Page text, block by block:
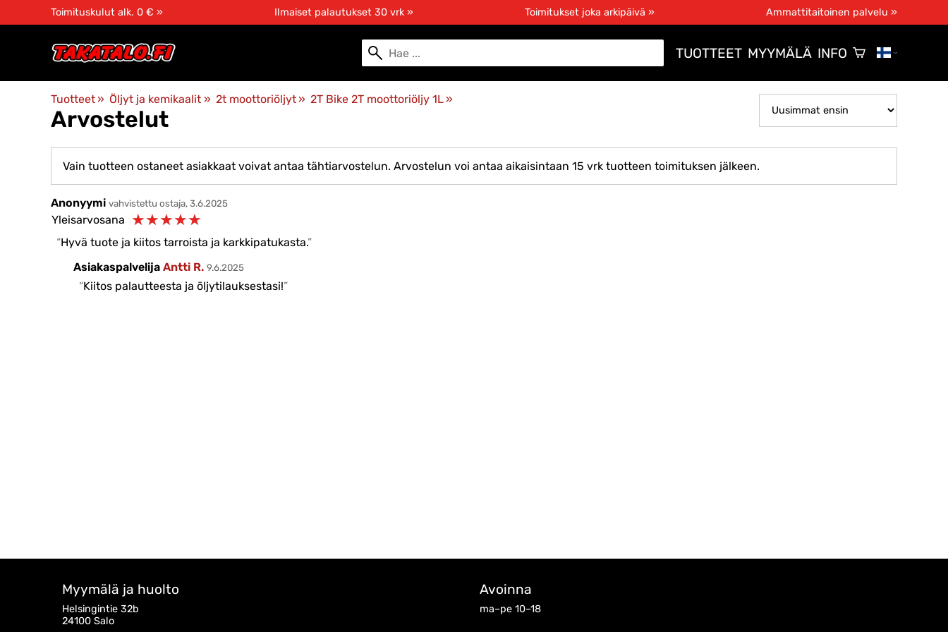
Toimituskulut alk. 0 € » Ilmaiset palautukset 30 vrk » Toimitukset joka arkipäivä » Ammattitaitoinen palvelu »
TUOTTEET MYYMÄLÄ INFO
Tuotteet ‪» Öljyt ja kemikaalit ‪» 2t moottoriöljyt ‪» 2T Bike 2T moottoriöljy 1L ‪»
Arvostelut
Vain tuotteen ostaneet asiakkaat voivat antaa tähtiarvostelun. Arvostelun voi antaa aikaisintaan 15 vrk tuotteen toimituksen jälkeen.
Anonyymi vahvistettu ostaja, 3.6.2025
Yleisarvosana ☆☆☆☆☆
Hyvä tuote ja kiitos tarroista ja karkkipatukasta.
Asiakaspalvelija Antti R. 9.6.2025
Kiitos palautteesta ja öljytilauksestasi!
Myymälä ja huolto
Helsingintie 32b
24100 Salo
Avoinna
ma–pe 10–18